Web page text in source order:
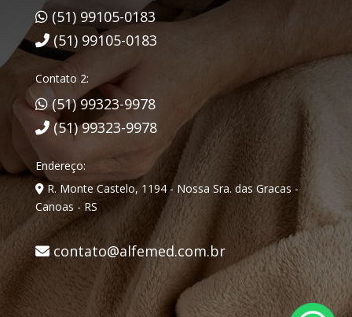
(51) 99105-0183
(51) 99105-0183
Contato 2:
(51) 99323-9978
(51) 99323-9978
Endereço:
R. Monte Castelo, 1194 - Nossa Sra. das Gracas -
Canoas - RS
contato@alfemed.com.br